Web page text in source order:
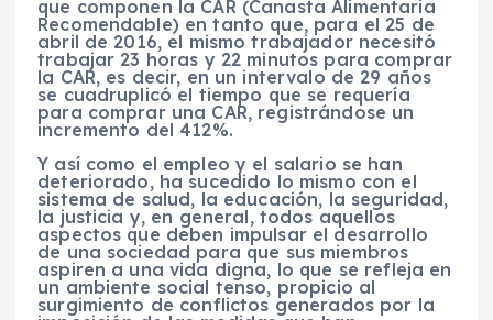
que componen la CAR (Canasta Alimentaria
Recomendable) en tanto que, para el 25 de
abril de 2016, el mismo trabajador necesitó
trabajar 23 horas y 22 minutos para comprar
la CAR, es decir, en un intervalo de 29 años
se cuadruplicó el tiempo que se requería
para comprar una CAR, registrándose un
incremento del 412%.
Y así como el empleo y el salario se han
deteriorado, ha sucedido lo mismo con el
sistema de salud, la educación, la seguridad,
la justicia y, en general, todos aquellos
aspectos que deben impulsar el desarrollo
de una sociedad para que sus miembros
aspiren a una vida digna, lo que se refleja en
un ambiente social tenso, propicio al
surgimiento de conflictos generados por la